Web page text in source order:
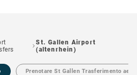
St. Gallen Airport
(altenrhein)
Prenotare St Gallen Trasferimento